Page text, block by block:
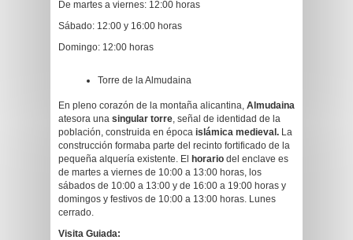
De martes a viernes: 12:00 horas
Sábado: 12:00 y 16:00 horas
Domingo: 12:00 horas
Torre de la Almudaina
En pleno corazón de la montaña alicantina, Almudaina
atesora una singular torre, señal de identidad de la
población, construida en época islámica medieval. La
construcción formaba parte del recinto fortificado de la
pequeña alquería existente. El horario del enclave es
de martes a viernes de 10:00 a 13:00 horas, los
sábados de 10:00 a 13:00 y de 16:00 a 19:00 horas y
domingos y festivos de 10:00 a 13:00 horas. Lunes
cerrado.
Visita Guiada: